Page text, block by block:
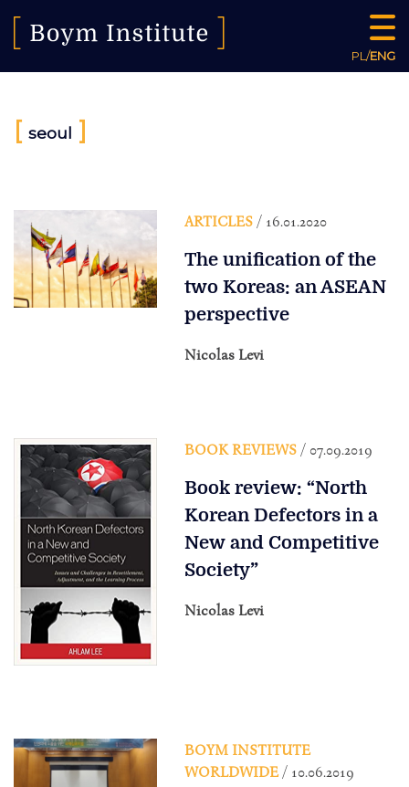
PL/ENG
[ seoul ]
ARTICLES/ 16.01.2020
The unification of the
two Koreas: an ASEAN
perspective
Nicolas Levi
BOOK REVIEWS/ 07.09.2019
Book review: “North
Korean Defectors in a
New and Competitive
Society”
Nicolas Levi
BOYM INSTITUTE
WORLDWIDE/ 10.06.2019